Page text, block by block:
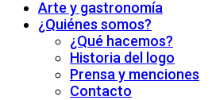
Arte y gastronomía
¿Quiénes somos?
¿Qué hacemos?
Historia del logo
Prensa y menciones
Contacto